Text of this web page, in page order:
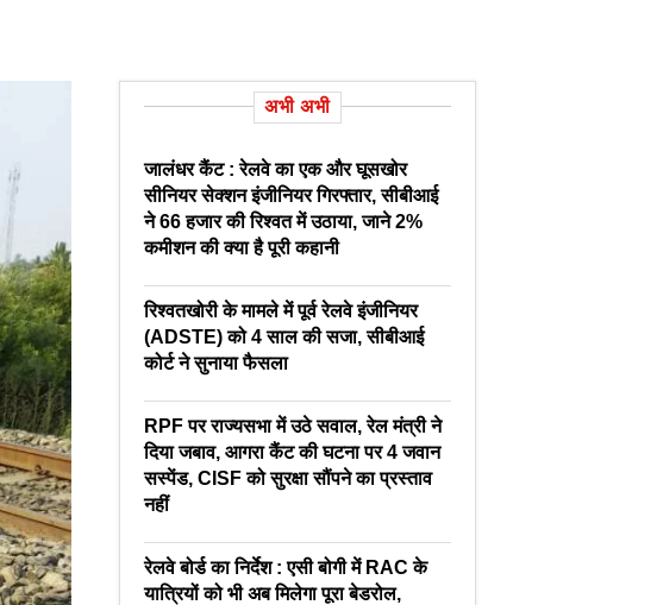
अभी अभी
जालंधर कैंट : रेलवे का एक और घूसखोर
सीनियर सेक्शन इंजीनियर गिरफ्तार, सीबीआई
ने 66 हजार की रिश्वत में उठाया, जाने 2%
कमीशन की क्या है पूरी कहानी
रिश्वतखोरी के मामले में पूर्व रेलवे इंजीनियर
(ADSTE) को 4 साल की सजा, सीबीआई
कोर्ट ने सुनाया फैसला
RPF पर राज्यसभा में उठे सवाल, रेल मंत्री ने
दिया जबाव, आगरा कैंट की घटना पर 4 जवान
सस्पेंड, CISF को सुरक्षा सौंपने का प्रस्ताव
नहीं
रेलवे बोर्ड का निर्देश : एसी बोगी में RAC के
यात्रियों को भी अब मिलेगा पूरा बेडरोल,